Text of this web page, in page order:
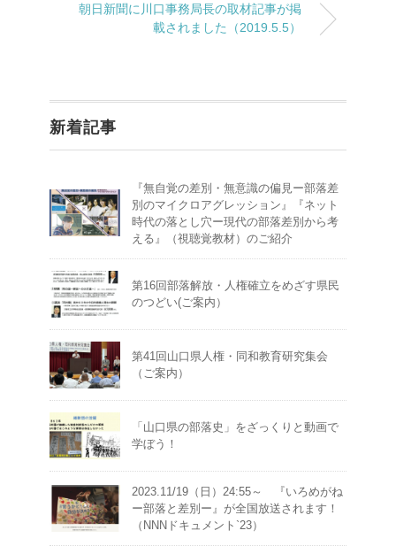
朝日新聞に川口事務局長の取材記事が掲
載されました（2019.5.5）
新着記事
『無自覚の差別・無意識の偏見ー部落差
別のマイクロアグレッション』『ネット
時代の落とし穴ー現代の部落差別から考
える』（視聴覚教材）のご紹介
第16回部落解放・人権確立をめざす県民
のつどい(ご案内）
第41回山口県人権・同和教育研究集会
（ご案内）
「山口県の部落史」をざっくりと動画で
学ぼう！
2023.11/19（日）24:55～ 『いろめがね
ー部落と差別ー』が全国放送されます！
（NNNドキュメント`23）